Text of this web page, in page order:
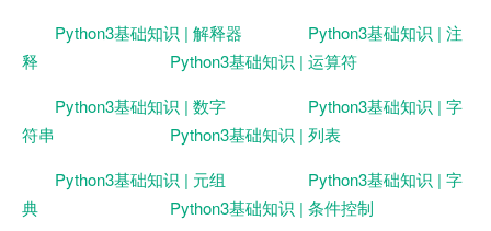
Python3基础知识 | 解释器
Python3基础知识 | 注
释
Python3基础知识 | 运算符
Python3基础知识 | 数字
Python3基础知识 | 字
符串
Python3基础知识 | 列表
Python3基础知识 | 元组
Python3基础知识 | 字
典
Python3基础知识 | 条件控制